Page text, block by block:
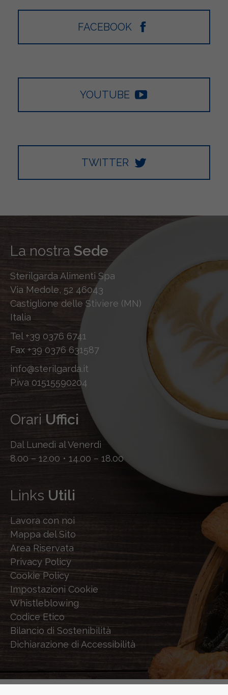
FACEBOOK
YOUTUBE
TWITTER
La nostra Sede
Sterilgarda Alimenti Spa
Via Medole, 52 46043
Castiglione delle Stiviere (MN)
Italia
Tel +39 0376 6741
Fax +39 0376 631587
info@sterilgarda.it
P.iva 01515590204
Orari Uffici
Dal Lunedì al Venerdì
8.00 – 12.00 • 14.00 – 18.00
Links Utili
Lavora con noi
Mappa del Sito
Area Riservata
Privacy Policy
Cookie Policy
Impostazioni Cookie
Whistleblowing
Codice Etico
Bilancio di Sostenibilità
Dichiarazione di Accessibilità